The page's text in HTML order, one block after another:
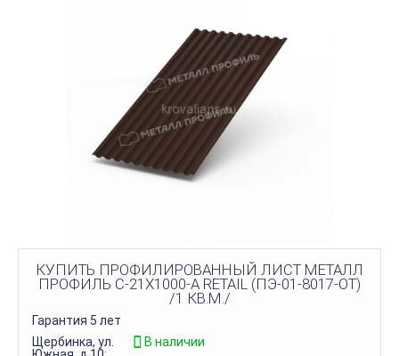
КУПИТЬ ПРОФИЛИРОВАННЫЙ ЛИСТ МЕТАЛЛ
ПРОФИЛЬ С-21Х1000-A RETAIL (ПЭ-01-8017-ОТ)
/1 КВ.М./
Гарантия 5 лет
Щербинка, ул.
В наличии